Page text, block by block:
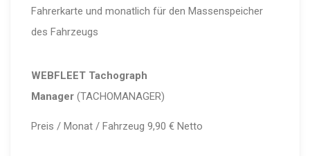
Fahrerkarte und monatlich für den Massenspeicher
des Fahrzeugs
WEBFLEET Tachograph
Manager (TACHOMANAGER)
Preis / Monat / Fahrzeug 9,90 € Netto